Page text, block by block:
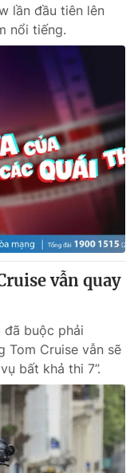
lần đầu tiên lên
nổi tiếng.
vẫn quay
đã buộc phải
Tom Cruise vẫn sẽ
bất khả thi 7”.